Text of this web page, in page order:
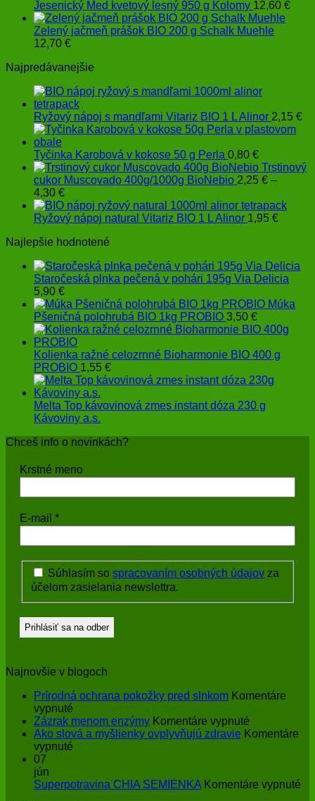
Jesenický Med kvetový lesný 950 g Kolomy 12,60 €
Zelený jačmeň prášok BIO 200 g Schalk Muehle
12,70 €
Najpredávanejšie
Ryžový nápoj s mandľami Vitariz BIO 1 L Alinor 2,15 €
Tyčinka Karobová v kokose 50 g Perla 0,80 €
Trstinový
cukor Muscovado 400g/1000g BioNebio 2,25 € –
4,30 €Price
range:
2,25 €
4,30 €
Ryžový nápoj natural Vitariz BIO 1 L Alinor 1,95 €
Najlepšie hodnotené
Staročeská plnka pečená v pohári 195g Via Delicia
5,90 €
Múka
Pšeničná polohrubá BIO 1kg PROBIO 3,50 €
Kolienka ražné celozrnné Bioharmonie BIO 400 g
PROBIO 1,55 €
Melta Top kávovinová zmes instant dóza 230 g
Kávoviny a.s.
Chceš info o novinkách?
Krstné meno
E-mail *
Súhlasím so spracovaním osobných údajov za
účelom zasielania newslettra.
Najnovšie v blogoch
Prírodná ochrana pokožky pred slnkom Komentáre
vypnuté
Prírodná
ochrana
Zázrak menom enzýmy Komentáre vypnuté
Zázrak
Ako slová a myšlienky ovplyvňujú zdravie Komentáre
vypnuté
a
07
jún
Superpotravina CHIA SEMIENKA Komentáre vypnuté